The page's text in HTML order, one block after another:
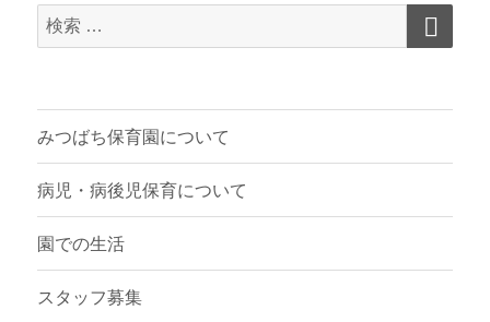
検
索
象:
検
みつばち保育園について
病児・病後児保育について
園での生活
スタッフ募集